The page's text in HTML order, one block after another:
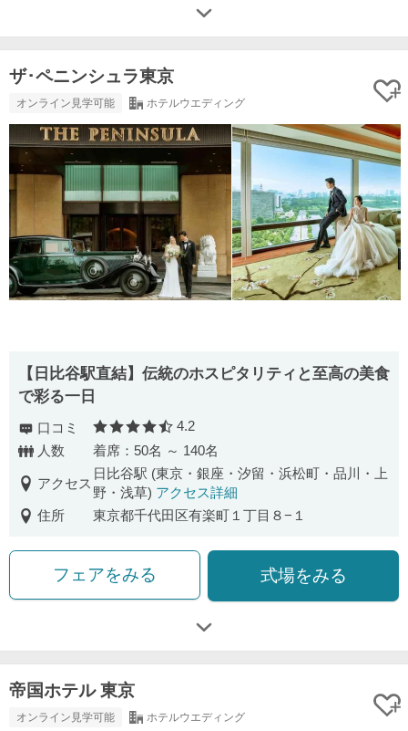
ザ･ペニンシュラ東京
オンライン見学可能 ホテルウエディング
【⽇⽐⾕駅直結】伝統のホスピタリティと⾄⾼の美⾷
で彩る⼀⽇
口コミ 口コミ評価
4.2
人数
着席：50名 ～ 140名
アクセス
日比谷駅 (東京・銀座・汐留・浜松町・品川・上
野・浅草) アクセス詳細
住所
東京都千代田区有楽町１丁目８−１
フェアをみる 式場をみる
帝国ホテル 東京
オンライン見学可能 ホテルウエディング